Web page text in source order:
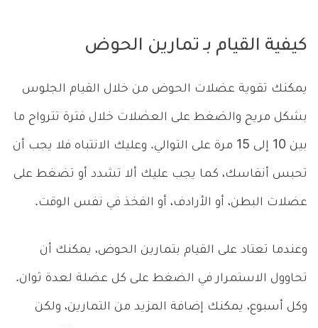
كيفية القيام بـ تمارين الحوض
يمكنك تقوية عضلات الحوض من خلال القيام الجلوس
بشكل مريح والضغط على العضلات خلال فترة تترواح ما
بين 10 إلى 15 مرة على التوالي. وعليك الانتباه فلا يجب أن
تحبس أنفاسك، كما يجب عليك ألا تشدد أو تضغط على
عضلات البطن، أو الأرادف، أو الفخذ في نفس الوقت.
وعندما تعتاد على القيام بتمارين الحوض، يمكنك أن
تحاوول الاستمرار في الضغط على كل عضلة لعدة ثوان.
وكل أسبوع، يمكنك إضافة المزيد من التمارين، ولكن